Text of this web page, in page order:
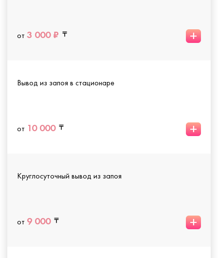
от 3 000 ₽ +
Вывод из запоя в стационаре
от 10 000 +
Круглосуточный вывод из запоя
от 9 000 +